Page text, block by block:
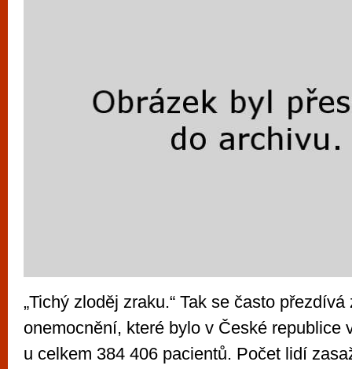
„Tichý zloděj zraku.“ Tak se často
onemocnění, které bylo v České republice
u celkem 384 406 pacientů. Počet lidí